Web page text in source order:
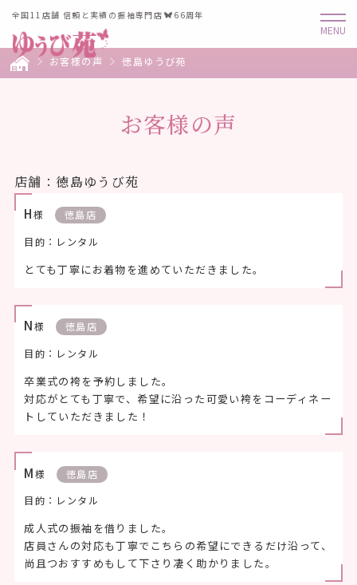
全国11店舗 信頼と実績の振袖専門店 66周年
お客様の声 徳島ゆうび苑
お客様の声
店舗：徳島ゆうび苑
H様
徳島店
目的：レンタル
とても丁寧にお着物を進めていただきました。
N様
徳島店
目的：レンタル
卒業式の袴を予約しました。
対応がとても丁寧で、希望に沿った可愛い袴をコーディネー
トしていただきました！
M様
徳島店
目的：レンタル
成人式の振袖を借りました。
店員さんの対応も丁寧でこちらの希望にできるだけ沿って、
尚且つおすすめもして下さり凄く助かりました。